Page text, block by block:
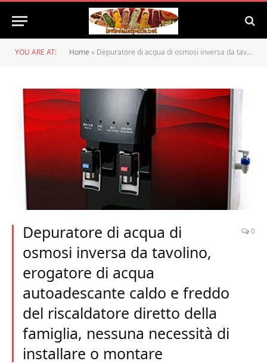
YOU ARE AT: Home » Depuratore di acqua di osmosi inversa da tavolino, erogatore di acqua autoadescante caldo e freddo del riscaldatore diretto della famiglia, nessuna necessità di installare o montare
Depuratore di acqua di
osmosi inversa da tavolino,
erogatore di acqua
autoadescante caldo e freddo
del riscaldatore diretto della
famiglia, nessuna necessità di
installare o montare
0